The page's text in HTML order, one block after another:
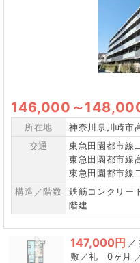
146,000 ～
所在地
神奈川県川崎市
交通
東急田園都市線
東急田園都市線
東急田園都市線
構造／階数
鉄筋コンクリー
階建
147,000円 ／
0ヶ月